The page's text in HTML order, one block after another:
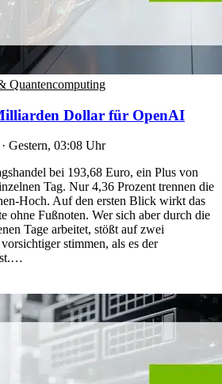
Quantencomputing
Dollar für OpenAI
· Gestern, 03:08 Uhr
bei 193,68 Euro, ein Plus von
Tag. Nur 4,36 Prozent trennen die
Hoch. Auf den ersten Blick wirkt das
ohne Fußnoten. Wer sich aber durch die
Tage arbeitet, stößt auf zwei
stimmen, als es der